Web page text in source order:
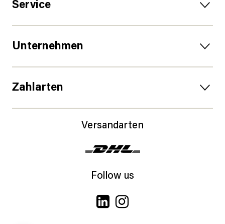
Service
Unternehmen
Zahlarten
Versandarten
Follow us